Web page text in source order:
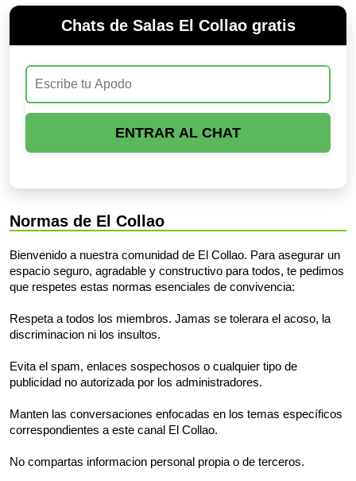
Chats de Salas El Collao gratis
ENTRAR AL CHAT
Normas de El Collao
Bienvenido a nuestra comunidad de El Collao. Para asegurar un
espacio seguro, agradable y constructivo para todos, te pedimos
que respetes estas normas esenciales de convivencia:
Respeta a todos los miembros. Jamas se tolerara el acoso, la
discriminacion ni los insultos.
Evita el spam, enlaces sospechosos o cualquier tipo de
publicidad no autorizada por los administradores.
Manten las conversaciones enfocadas en los temas específicos
correspondientes a este canal El Collao.
No compartas informacion personal propia o de terceros.